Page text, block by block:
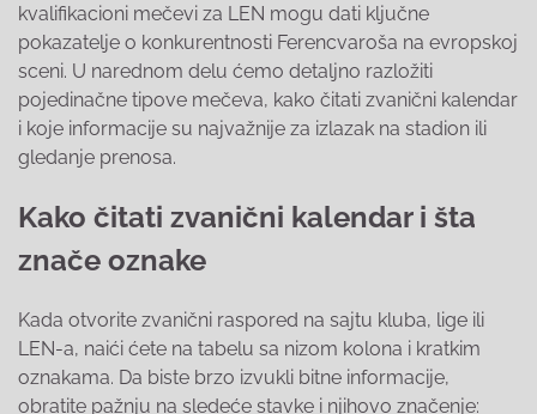
kvalifikacioni mečevi za LEN mogu dati ključne
pokazatelje o konkurentnosti Ferencvaroša na evropskoj
sceni. U narednom delu ćemo detaljno razložiti
pojedinačne tipove mečeva, kako čitati zvanični kalendar
i koje informacije su najvažnije za izlazak na stadion ili
gledanje prenosa.
Kako čitati zvanični kalendar i šta
znače oznake
Kada otvorite zvanični raspored na sajtu kluba, lige ili
LEN-a, naići ćete na tabelu sa nizom kolona i kratkim
oznakama. Da biste brzo izvukli bitne informacije,
obratite pažnju na sledeće stavke i njihovo značenje: